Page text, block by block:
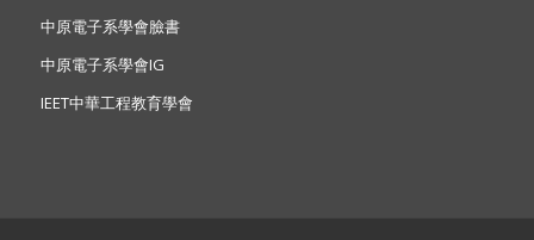
中原電子系學會臉書
中原電子系學會IG
IEET中華工程教育學會